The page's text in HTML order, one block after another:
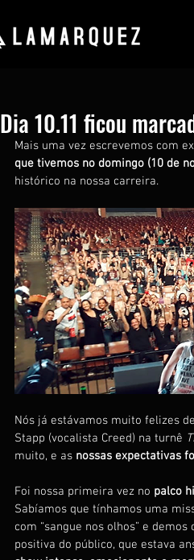
Dia 10.11 ficou
Mais uma vez escrevemos com
que tivemos no domingo (10 de
histórico na nossa carreira.
Nós já estávamos muito felizes
Stapp (vocalista Creed) na turnê
muito, e as nossas expectativas
Foi nossa primeira vez no palco
Sabíamos que tínhamos uma
com “sangue nos olhos” e
positiva do público, que estava